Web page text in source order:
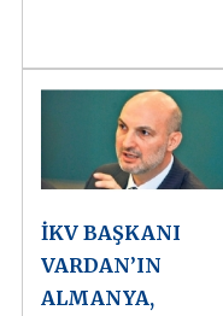
İKV BAŞKANI
VARDAN’IN
ALMANYA,